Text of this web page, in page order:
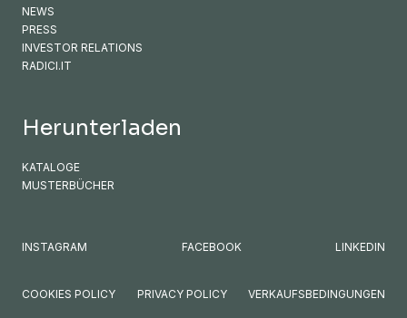
NEWS
PRESS
INVESTOR RELATIONS
RADICI.IT
Herunterladen
KATALOGE
MUSTERBÜCHER
INSTAGRAM FACEBOOK LINKEDIN
COOKIES POLICY PRIVACY POLICY VERKAUFSBEDINGUNGEN